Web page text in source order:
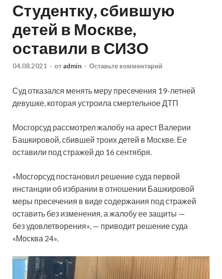
Студентку, сбившую
детей в Москве,
оставили в СИЗО
04.08.2021 - от admin - Оставьте комментарий
Суд отказался менять меру пресечения 19-летней
девушке, которая устроила смертельное ДТП
Мосгорсуд рассмотрел жалобу на арест Валерии
Башкировой, сбившей троих детей в Москве. Ее
оставили под стражей до 16 сентября.
«Мосгорсуд постановил решение суда первой
инстанции об избрании в отношении Башкировой
меры пресечения в виде содержания под стражей
оставить без изменения, а жалобу ее защиты —
без удовлетворения», — приводит решение суда
«Москва 24».